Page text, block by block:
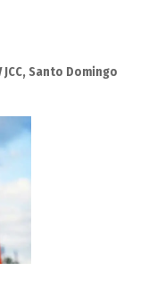
Santo Domingo